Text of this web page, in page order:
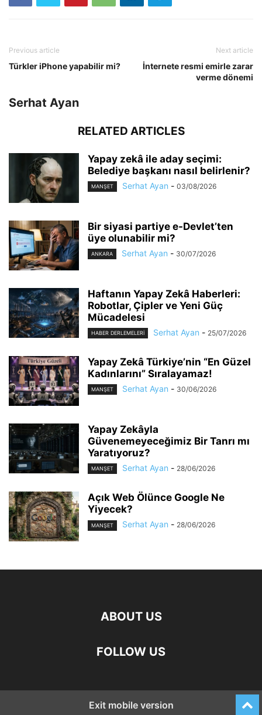
Previous article
Türkler iPhone yapabilir mi?
Next article
İnternete resmi emirle zarar
verme dönemi
Serhat Ayan
RELATED ARTICLES
Yapay zekâ ile aday seçimi:
Belediye başkanı nasıl belirlenir?
MANŞET Serhat Ayan - 03/08/2026
Bir siyasi partiye e-Devlet’ten
üye olunabilir mi?
ANKARA Serhat Ayan - 30/07/2026
Haftanın Yapay Zekâ Haberleri:
Robotlar, Çipler ve Yeni Güç
Mücadelesi
HABER DERLEMELERI Serhat Ayan - 25/07/2026
Yapay Zekâ Türkiye’nin “En Güzel
Kadınlarını” Sıralayamaz!
MANŞET Serhat Ayan - 30/06/2026
Yapay Zekâyla
Güvenemeyeceğimiz Bir Tanrı mı
Yaratıyoruz?
MANŞET Serhat Ayan - 28/06/2026
Açık Web Ölünce Google Ne
Yiyecek?
MANŞET Serhat Ayan - 28/06/2026
ABOUT US
FOLLOW US
Exit mobile version